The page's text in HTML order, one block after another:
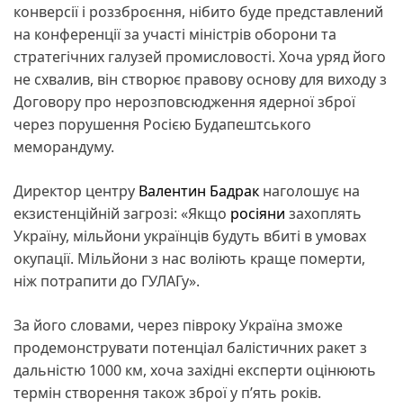
конверсії і роззброєння, нібито буде представлений
на конференції за участі міністрів оборони та
стратегічних галузей промисловості. Хоча уряд його
не схвалив, він створює правову основу для виходу з
Договору про нерозповсюдження ядерної зброї
через порушення Росією Будапештського
меморандуму.
Директор центру Валентин Бадрак наголошує на
екзистенційній загрозі: «Якщо росіяни захоплять
Україну, мільйони українців будуть вбиті в умовах
окупації. Мільйони з нас воліють краще померти,
ніж потрапити до ГУЛАГу».
За його словами, через півроку Україна зможе
продемонструвати потенціал балістичних ракет з
дальністю 1000 км, хоча західні експерти оцінюють
термін створення також зброї у п’ять років.